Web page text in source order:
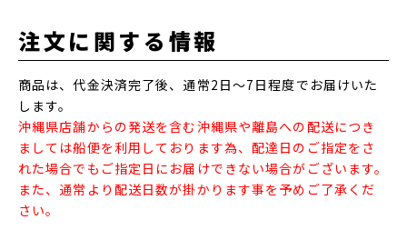
注文に関する情報
商品は、代金決済完了後、通常2日～7日程度でお届けいた
します。
沖縄県店舗からの発送を含む沖縄県や離島への配送につき
ましては船便を利用しております為、配達日のご指定をさ
れた場合でもご指定日にお届けできない場合がございます。
また、通常より配送日数が掛かります事を予めご了承くだ
さい。